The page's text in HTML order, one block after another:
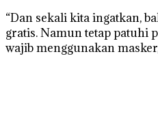
“Dan sekali kita ingatkan,
gratis. Namun tetap patuhi
wajib menggunakan